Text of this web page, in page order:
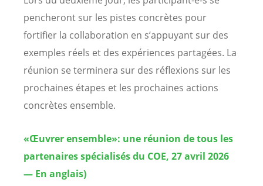
pencheront sur les pistes concrètes pour
fortifier la collaboration en s’appuyant sur des
exemples réels et des expériences partagées. La
réunion se terminera sur des réflexions sur les
prochaines étapes et les prochaines actions
concrètes ensemble.
«Œuvrer ensemble»: une réunion de tous les
partenaires spécialisés du COE, 27 avril 2026
— En anglais)